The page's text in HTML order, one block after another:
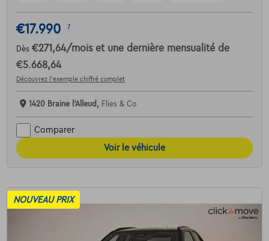
€17.990 1
Dès €271,64/mois et une dernière mensualité de
€5.668,64
Découvrez l’exemple chiffré complet
1420 Braine l'Alleud, Flies & Co
Comparer
Voir le véhicule
NOUVEAU PRIX